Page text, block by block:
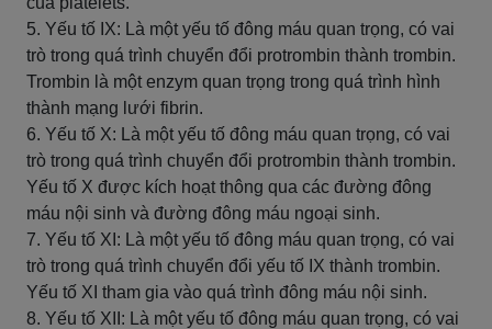
5. Yếu tố IX: Là một yếu tố đông máu quan trọng, có vai
trò trong quá trình chuyển đổi protrombin thành trombin.
Trombin là một enzym quan trọng trong quá trình hình
thành mạng lưới fibrin.
6. Yếu tố X: Là một yếu tố đông máu quan trọng, có vai
trò trong quá trình chuyển đổi protrombin thành trombin.
Yếu tố X được kích hoạt thông qua các đường đông
máu nội sinh và đường đông máu ngoại sinh.
7. Yếu tố XI: Là một yếu tố đông máu quan trọng, có vai
trò trong quá trình chuyển đổi yếu tố IX thành trombin.
Yếu tố XI tham gia vào quá trình đông máu nội sinh.
8. Yếu tố XII: Là một yếu tố đông máu quan trọng, có vai